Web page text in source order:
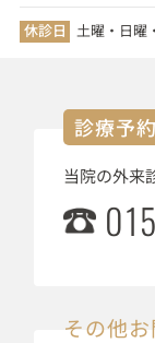
休診日 土曜・日曜
診療予約
当院の外来
その他